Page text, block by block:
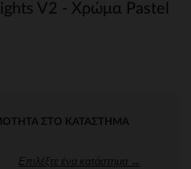
V2 - Χρώμα Pastel
ΣΤΟ ΚΑΤΆΣΤΗΜΑ
Επιλέξτε ένα κατάστημα →